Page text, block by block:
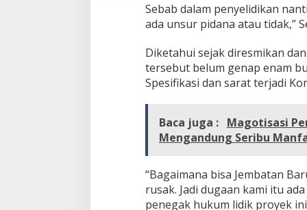
Sebab dalam penyelidikan
ada unsur pidana atau tidak,”
Diketahui sejak diresmikan
tersebut belum genap enam
Spesifikasi dan sarat terjadi
Baca juga : Magotisasi
Mengandung Seribu
“Bagaimana bisa Jembatan
rusak. Jadi dugaan kami itu
penegak hukum lidik proyek